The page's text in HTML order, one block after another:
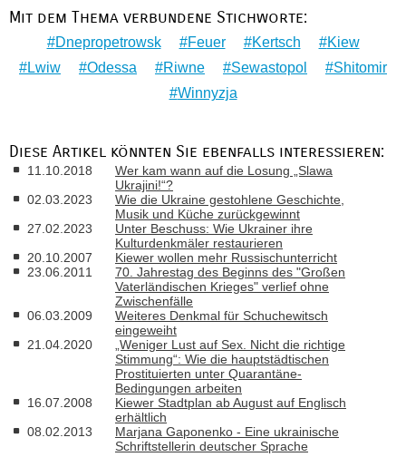
Mit dem Thema verbundene Stichworte:
Dnepropetrowsk Feuer Kertsch
Kiew
Lwiw
Odessa Riwne Sewastopol
Shitomir
Winnyzja
Diese Artikel könnten Sie ebenfalls interessieren:
11.10.2018
Wer kam wann auf die Losung „Slawa
Ukrajini!“?
02.03.2023
Wie die Ukraine gestohlene Geschichte,
Musik und Küche zurückgewinnt
27.02.2023
Unter Beschuss: Wie Ukrainer ihre
Kulturdenkmäler restaurieren
20.10.2007
Kiewer wollen mehr Russischunterricht
23.06.2011
70. Jahrestag des Beginns des "Großen
Vaterländischen Krieges" verlief ohne
Zwischenfälle
06.03.2009
Weiteres Denkmal für Schuchewitsch
eingeweiht
21.04.2020
„Weniger Lust auf Sex. Nicht die richtige
Stimmung“: Wie die hauptstädtischen
Prostituierten unter Quarantäne-
Bedingungen arbeiten
16.07.2008
Kiewer Stadtplan ab August auf Englisch
erhältlich
08.02.2013
Marjana Gaponenko - Eine ukrainische
Schriftstellerin deutscher Sprache